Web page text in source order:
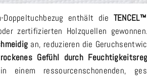
Doppeltuchbezug enthält die
zertifizierten Holzquellen
an, reduzieren die
Gefühl durch
einem ressourcenschonenden,